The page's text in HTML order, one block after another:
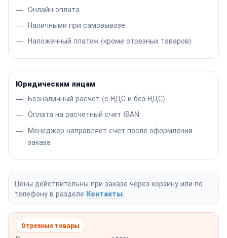
Онлайн оплата
Наличными при самовывозе
Наложенный платеж (кроме отрезных товаров)
Юридическим лицам
Безналичный расчет (с НДС и без НДС)
Оплата на расчетный счет IBAN
Менеджер направляет счет после оформления
заказа
Цены действительны при заказе через корзину или по
телефону в разделе Контакты.
Отрезные товары